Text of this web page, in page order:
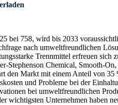
bei 758, wird bis 2033
nach umweltfreundlichen
Trennmittel erfreuen
Stephenson Chemical, Smooth-
den Markt mit einem Anteil von 35
und Probleme bei der
bei umweltfreundlichen
wichtigsten Unternehmen haben